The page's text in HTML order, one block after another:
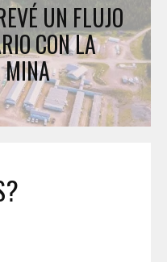
UN FLUJO
CON LA
MINA